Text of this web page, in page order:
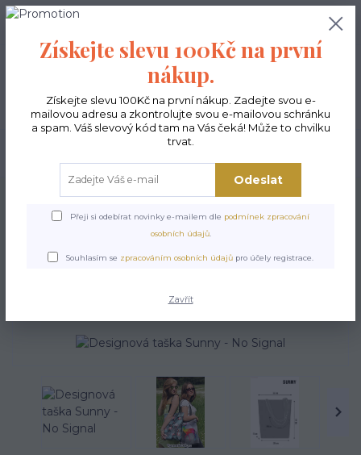
0,00 Kč
Kabelky ekologické Kabelky střední
Designová taška Sunny - No
Získejte slevu 100Kč na první
nákup.
Získejte slevu 100Kč na první nákup. Zadejte svou e-
mailovou adresu a zkontrolujte svou e-mailovou schránku
a spam. Váš slevový kód tam na Vás čeká! Může to chvilku
trvat.
Odeslat
Přeji si odebírat novinky e-mailem dle podmínek zpracování
osobních údajů.
Souhlasím se zpracováním osobních údajů pro účely registrace.
Zavřít